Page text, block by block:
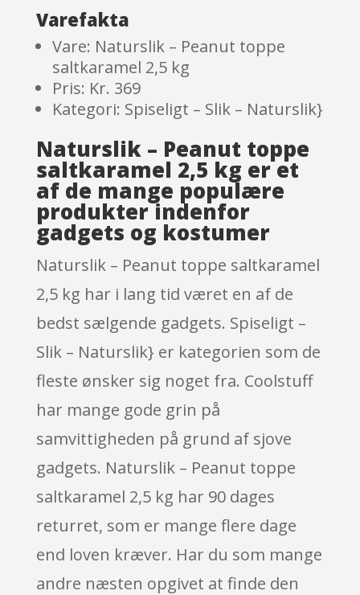
er
Varefakta
Vare: Naturslik – Peanut toppe
saltkaramel 2,5 kg
Pris: Kr. 369
Kategori: Spiseligt – Slik – Naturslik}
Naturslik – Peanut toppe
saltkaramel 2,5 kg er et
af de mange populære
produkter indenfor
gadgets og kostumer
Naturslik – Peanut toppe saltkaramel
2,5 kg har i lang tid været en af de
bedst sælgende gadgets. Spiseligt –
Slik – Naturslik} er kategorien som de
fleste ønsker sig noget fra. Coolstuff
har mange gode grin på
samvittigheden på grund af sjove
gadgets. Naturslik – Peanut toppe
saltkaramel 2,5 kg har 90 dages
returret, som er mange flere dage
end loven kræver. Har du som mange
andre næsten opgivet at finde den